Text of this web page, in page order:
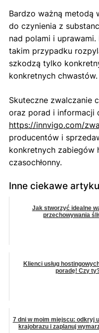
Bardzo ważną metodą
do czynienia z
nad polami i
takim przypadku
szkodzą tylko
konkretnych chwastów.
Skuteczne zwalczanie
oraz porad i informacji
https://innvigo.com/
producentów i
konkretnych zabiegów
czasochłonny.
Inne ciekawe
Jak stworzyć idealne
przechowywania
Klienci usług
poradę! Czy
7 dni w moim miejscu: odkryj
krajobrazu i zaplanuj